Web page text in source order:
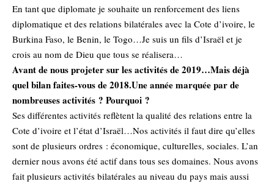
En tant que diplomate je souhaite un renforcement des liens
diplomatique et des relations bilatérales avec la Cote d’ivoire, le
Burkina Faso, le Benin, le Togo…Je suis un fils d’Israël et je
crois au nom de Dieu que tous se réalisera…
Avant de nous projeter sur les activités de 2019…Mais déjà
quel bilan faites-vous de 2018.Une année marquée par de
nombreuses activités ? Pourquoi ?
Ses différentes activités reflètent la qualité des relations entre la
Cote d’ivoire et l’état d’Israël…Nos activités il faut dire qu’elles
sont de plusieurs ordres : économique, culturelles, sociales. L’an
dernier nous avons été actif dans tous ses domaines. Nous avons
fait plusieurs activités bilatérales au niveau du pays mais aussi